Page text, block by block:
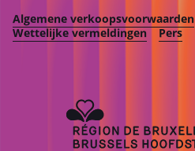
Algemene verkoopsvoorwaarden
Wettelijke vermeldingen
Pers